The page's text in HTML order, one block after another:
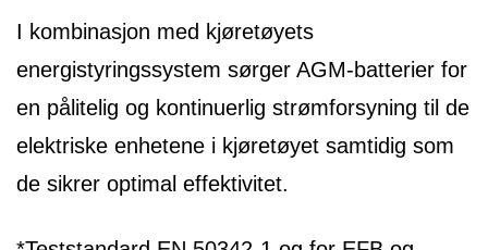
I kombinasjon med kjøretøyets
energistyringssystem sørger AGM-batterier for
en pålitelig og kontinuerlig strømforsyning til de
elektriske enhetene i kjøretøyet samtidig som
de sikrer optimal effektivitet.